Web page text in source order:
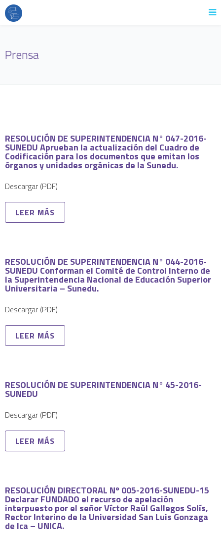
Prensa
RESOLUCIÓN DE SUPERINTENDENCIA N° 047-2016-
SUNEDU Aprueban la actualización del Cuadro de
Codificación para los documentos que emitan los
órganos y unidades orgánicas de la Sunedu.
Descargar (PDF)
LEER MÁS
RESOLUCIÓN DE SUPERINTENDENCIA N° 044-2016-
SUNEDU Conforman el Comité de Control Interno de
la Superintendencia Nacional de Educación Superior
Universitaria – Sunedu.
Descargar (PDF)
LEER MÁS
RESOLUCIÓN DE SUPERINTENDENCIA N° 45-2016-
SUNEDU
Descargar (PDF)
LEER MÁS
RESOLUCIÓN DIRECTORAL Nº 005-2016-SUNEDU-15
Declarar FUNDADO el recurso de apelación
interpuesto por el señor Víctor Raúl Gallegos Solís,
Rector Interino de la Universidad San Luis Gonzaga
de Ica – UNICA.